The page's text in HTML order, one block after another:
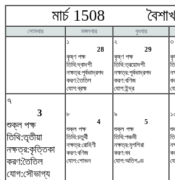
মার্চ 1508
সোমবার মঙ্গলবার বুধবার
১
28
কৃষ্ণ পক্ষ
তিথি:দ্বাদশী
নক্ষত্র:পূর্বভাদ্রপদ
করণ:তৈতিল
যোগ:ব্রহ্ম
২
29
কৃষ্ণ পক্ষ
তিথি:ত্রয়োদশী
নক্ষত্র:পূর্বভাদ্রপদ
করণ:বণিজ
যোগ:ইন্দ্র
৩
৭
3
শুক্ল পক্ষ
তিথি:তৃতীয়া
নক্ষত্র:কৃত্তিকা
করণ:তৈতিল
যোগ:সৌভাগ্য
৮
4
শুক্ল পক্ষ
তিথি:চতুর্থী
নক্ষত্র:রোহিণী
করণ:বণিজ
যোগ:শোভন
৯
5
শুক্ল পক্ষ
তিথি:পঞ্চমী
নক্ষত্র:মৃগশিরা
করণ:বব
যোগ:অতিগণ্ড